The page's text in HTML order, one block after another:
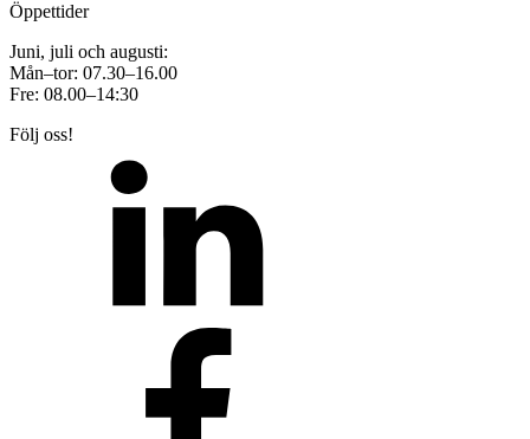
Öppettider
Juni, juli och augusti:
Mån–tor: 07.30–16.00
Fre: 08.00–14:30
Följ oss!